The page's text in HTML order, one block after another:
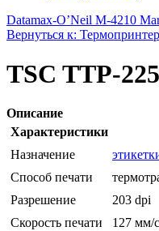
Datamax-O’Neil M-4210
Вернуться к:
TSC TTP-225
Описание
Характеристики
Назначение
Способ печати
Разрешение
203 dpi
Скорость печати
127 мм/с